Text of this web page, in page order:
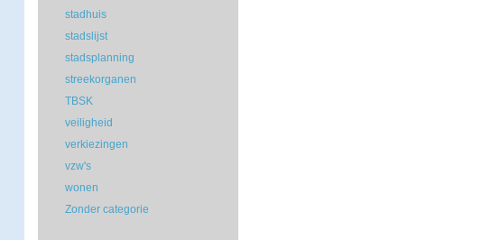
stadhuis
stadslijst
stadsplanning
streekorganen
TBSK
veiligheid
verkiezingen
vzw's
wonen
Zonder categorie